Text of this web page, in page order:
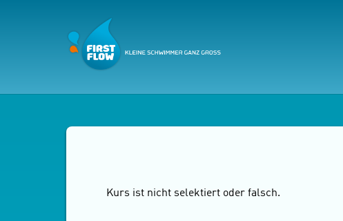
Kurs ist nicht selektiert oder falsch.